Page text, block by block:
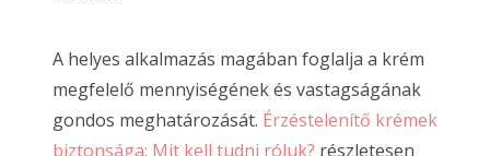
A helyes alkalmazás magában foglalja a krém
megfelelő mennyiségének és vastagságának
gondos meghatározását. Érzéstelenítő krémek
biztonsága: Mit kell tudni róluk? részletesen